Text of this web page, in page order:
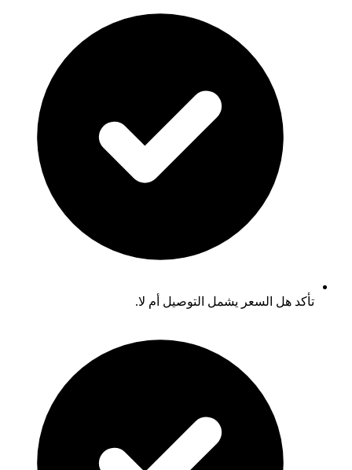
تأكد هل السعر يشمل التوصيل أم لا.